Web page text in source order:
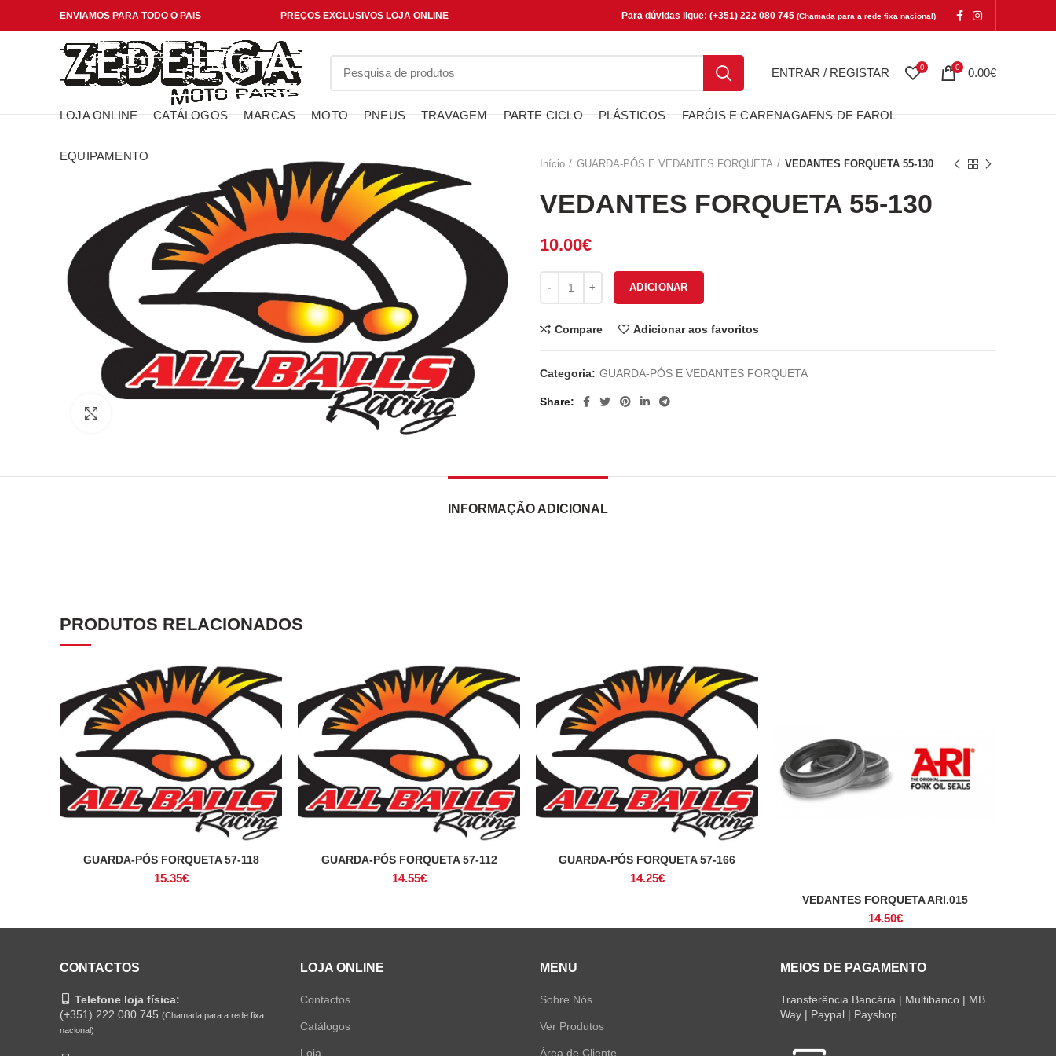
ENVIAMOS PARA TODO O PAIS PREÇOS EXCLUSIVOS LOJA ONLINE Para dúvidas ligue: (+351) 222 080 745 (Chamada para a rede fixa nacional)
ENTRAR / REGISTAR 0 0 0.00€
LOJA ONLINE CATÁLOGOS MARCAS MOTO PNEUS TRAVAGEM PARTE CICLO PLÁSTICOS FARÓIS E CARENAGAENS DE FAROL
EQUIPAMENTO
Início GUARDA-PÓS E VEDANTES FORQUETA VEDANTES FORQUETA 55-130
VEDANTES FORQUETA 55-130
10.00€
ADICIONAR
Compare Adicionar aos favoritos
Categoria: GUARDA-PÓS E VEDANTES FORQUETA
Share
INFORMAÇÃO ADICIONAL
PRODUTOS RELACIONADOS
ADICIONAR
GUARDA-PÓS FORQUETA 57-118
15.35€
ADICIONAR
GUARDA-PÓS FORQUETA 57-112
14.55€
ADICIONAR
GUARDA-PÓS FORQUETA 57-166
14.25€
ADICIONAR
VEDANTES FORQUETA ARI.015
14.50€
CONTACTOS
Telefone loja física:
(+351) 222 080 745 (Chamada para a rede fixa
nacional)
LOJA ONLINE
Contactos
Catálogos
Loja
MENU
Sobre Nós
Ver Produtos
Área de Cliente
MEIOS DE PAGAMENTO
Transferência Bancária | Multibanco | MB
Way | Paypal | Payshop